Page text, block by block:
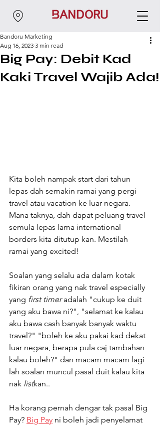
Big Pay: Debit Kad
Kaki Travel Wajib Ada!
Bandoru Marketing
Aug 16, 2023 3 min read
Kita boleh nampak start dari tahun
lepas dah semakin ramai yang pergi
travel atau vacation ke luar negara.
Mana taknya, dah dapat peluang travel
semula lepas lama international
borders kita ditutup kan. Mestilah
ramai yang excited!
Soalan yang selalu ada dalam kotak
fikiran orang yang nak travel especially
yang first timer adalah "cukup ke duit
yang aku bawa ni?", "selamat ke kalau
aku bawa cash banyak banyak waktu
travel?" "boleh ke aku pakai kad dekat
luar negara, berapa pula caj tambahan
kalau boleh?" dan macam macam lagi
lah soalan muncul pasal duit kalau kita
nak listkan..
Ha korang pernah dengar tak pasal Big
Pay? Big Pay ni boleh jadi penyelamat